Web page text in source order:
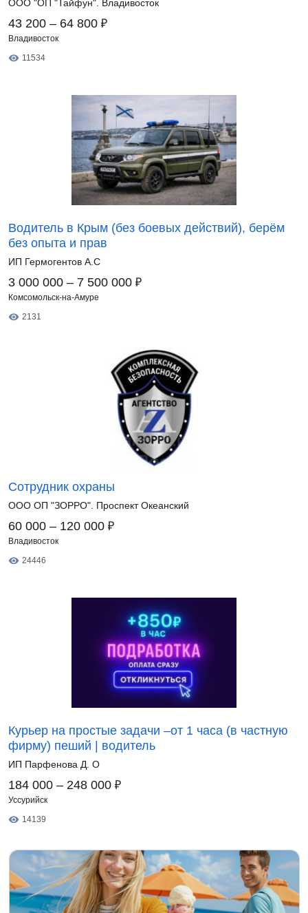
ООО "ОП "Тайфун". Владивосток
43 200 – 64 800 ₽
Владивосток
11534
Водитель в Крым (без боевых действий), берём
без опыта и прав
ИП Гермогентов А.С
3 000 000 – 7 500 000 ₽
Комсомольск-на-Амуре
2131
Сотрудник охраны
ООО ОП "ЗОРРО". Проспект Океанский
60 000 – 120 000 ₽
Владивосток
24446
Курьер на простые задачи –от 1 часа (в частную
фирму) пеший | водитель
ИП Парфенова Д. О
184 000 – 248 000 ₽
Уссурийск
14139